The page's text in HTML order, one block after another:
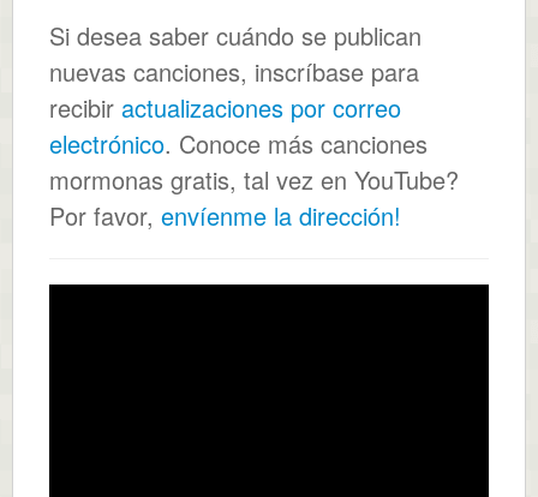
Si desea saber cuándo se publican
nuevas canciones, inscríbase para
recibir actualizaciones por correo
electrónico. Conoce más canciones
mormonas gratis, tal vez en YouTube?
Por favor, envíenme la dirección!